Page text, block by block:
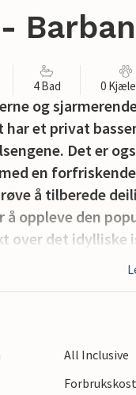
4 Bad 0
og
har et privat
Det er
en
å tilberede
oppleve den
over det idylliske
inn i det
4 komfortable
etter en villa
All Inclusive